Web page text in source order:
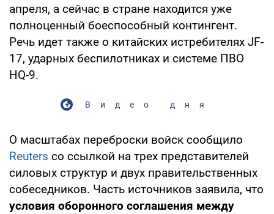
апреля, а сейчас в стране находится уже
полноценный боеспособный контингент.
Речь идет также о китайских истребителях JF-
17, ударных беспилотниках и системе ПВО
HQ-9.
Видео дня
О масштабах переброски войск сообщило
Reuters со ссылкой на трех представителей
силовых структур и двух правительственных
собеседников. Часть источников заявила, что
условия оборонного соглашения между